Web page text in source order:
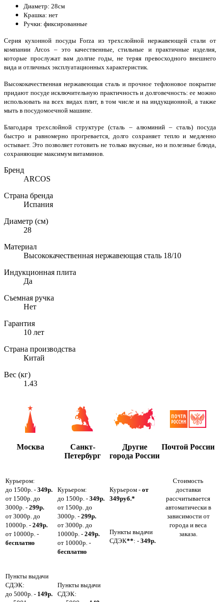
Диаметр: 28см
Крашка: нет
Ручки: фиксированные
Серия кухонной посуды Forza из трехслойной нержавеющей стали от
компании Arcos – это качественные, стильные и практичные изделия,
которые прослужат вам долгие годы, не теряя превосходного внешнего
вида и отличных эксплуатационных характеристик.
Высококачественная нержавеющая сталь и прочное тефлоновое покрытие
придают посуде исключительную практичность и долговечность: ее можно
использовать на всех видах плит, в том числе и на индукционной, а также
мыть в посудомоечной машине.
Благодаря трехслойной структуре (сталь – алюминий – сталь) посуда
быстро и равномерно прогревается, долго сохраняет тепло и медленно
остывает. Это позволяет готовить не только вкусные, но и полезные блюда,
сохраняющие максимум витаминов.
Бренд
ARCOS
Страна бренда
Испания
Диаметр (см)
28
Материал
Высококачественная нержавеющая сталь 18/10
Индукционная плита
Да
Съемная ручка
Нет
Гарантия
10 лет
Страна производства
Китай
Вес (кг)
1.43
Москва
Курьером:
до 1500р. - 349р.
от 1500р. до
3000р. - 299р.
от 3000р. до
10000р. - 249р.
от 10000р. -
бесплатно
Пункты выдачи
СДЭК:
до 5000р. - 149р.
Санкт-
Петербург
Курьером:
до 1500р. - 349р.
от 1500р. до
3000р. - 299р.
от 3000р. до
10000р. - 249р.
от 10000р. -
бесплатно
Пункты выдачи
СДЭК:
Другие
города России
Курьером - от
349руб.*
Пункты выдачи
СДЭК**: - 349р.
Почтой России
Стоимость
доставки
рассчитывается
автоматически в
зависимости от
города и веса
заказа.